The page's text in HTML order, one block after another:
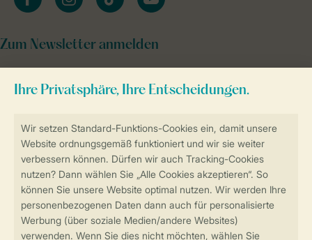
Sicher und schnell zur Online-Buchung
Sichere Datenübertragung
Sicheres Bezahlen
Zum Newsletter anmelden